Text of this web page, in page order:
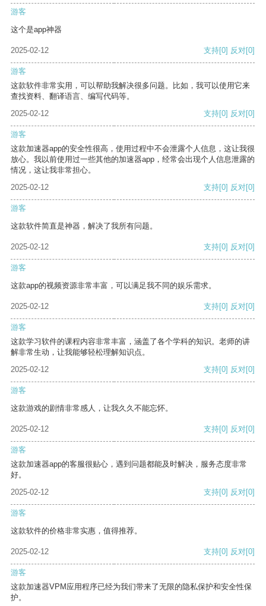
游客
这个是app神器
2025-02-12 支持[0] 反对[0]
游客
这款软件非常实用，可以帮助我解决很多问题。比如，我可以使用它来
查找资料、翻译语言、编写代码等。
2025-02-12
支持[0] 反对[0]
游客
这款加速器app的安全性很高，使用过程中不会泄露个人信息，这让我很
放心。我以前使用过一些其他的加速器app，经常会出现个人信息泄露的
情况，这让我非常担心。
2025-02-12
支持[0] 反对[0]
游客
这款软件简直是神器，解决了我所有问题。
2025-02-12 支持[0] 反对[0]
游客
这款app的视频资源非常丰富，可以满足我不同的娱乐需求。
2025-02-12 支持[0] 反对[0]
游客
这款学习软件的课程内容非常丰富，涵盖了各个学科的知识。老师的讲
解非常生动，让我能够轻松理解知识点。
2025-02-12
支持[0] 反对[0]
游客
这款游戏的剧情非常感人，让我久久不能忘怀。
2025-02-12 支持[0] 反对[0]
游客
这款加速器app的客服很贴心，遇到问题都能及时解决，服务态度非常
好。
2025-02-12
支持[0] 反对[0]
游客
这款软件的价格非常实惠，值得推荐。
2025-02-12 支持[0] 反对[0]
游客
这款加速器VPM应用程序已经为我们带来了无限的隐私保护和安全性保
护。